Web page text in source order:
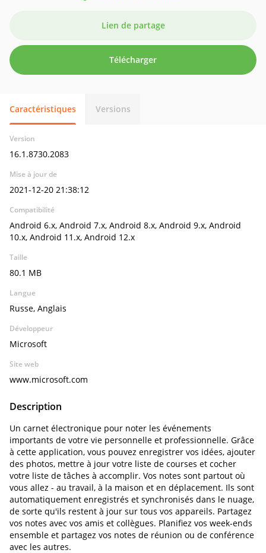
Lien de partage
Télécharger
Caractéristiques Versions
Version
16.1.8730.2083
Mise à jour de
2021-12-20 21:38:12
Compatibilité
Android 6.x, Android 7.x, Android 8.x, Android 9.x, Android
10.x, Android 11.x, Android 12.x
Taille
80.1 MB
Langue
Russe, Anglais
Développeur
Microsoft
Site web
www.microsoft.com
Description
Un carnet électronique pour noter les événements
importants de votre vie personnelle et professionnelle. Grâce
à cette application, vous pouvez enregistrer vos idées, ajouter
des photos, mettre à jour votre liste de courses et cocher
votre liste de tâches à accomplir. Vos notes sont partout où
vous allez - au travail, à la maison et en déplacement. Ils sont
automatiquement enregistrés et synchronisés dans le nuage,
de sorte qu'ils restent à jour sur tous vos appareils. Partagez
vos notes avec vos amis et collègues. Planifiez vos week-ends
ensemble et partagez vos notes de réunion ou de conférence
avec les autres.